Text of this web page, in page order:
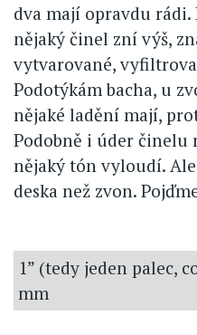
dva mají opravdu rádi.
nějaký činel zní výš,
vytvarované,
Podotýkám bacha, u
nějaké ladění mají,
Podobně i úder činelu
nějaký tón vyloudí.
deska než zvon.
1” (tedy jeden palec,
mm